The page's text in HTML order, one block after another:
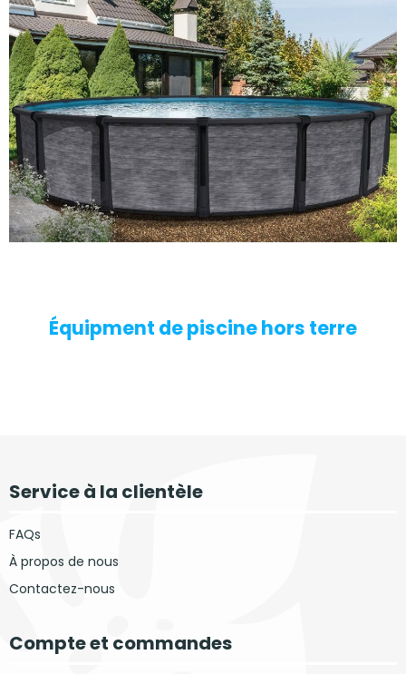
Équipment de piscine hors terre
Service à la clientèle
FAQs
À propos de nous
Contactez-nous
Compte et commandes